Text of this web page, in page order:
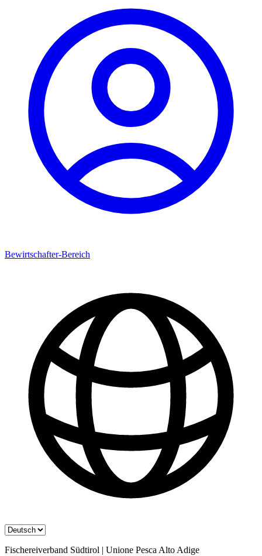
Bewirtschafter-Bereich
Fischereiverband Südtirol | Unione Pesca Alto Adige